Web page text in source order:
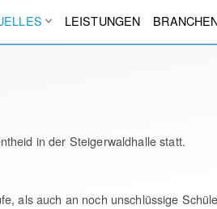
LEISTUNGEN
in der Steigerwaldhalle statt.
als auch an noch unschlüssige